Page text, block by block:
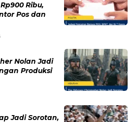
Ribu,
Pos dan
Nolan Jadi
Produksi
Jadi Sorotan,